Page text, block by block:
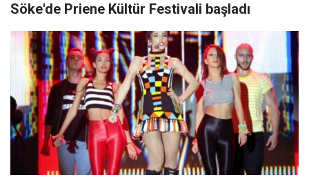
Söke'de Priene Kültür Festivali başladı